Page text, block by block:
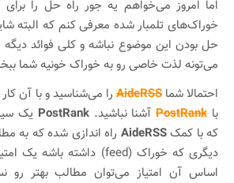
اما امروز می‌خواهم یه جور راه حل را
خوراک‌های تلمبار شده معرفی کنم که البته
حل بودن این موضوع نباشه و کلی فوائد
می‌تونه لذت خاصی رو به خوراک خونیه شما
احتمالا شماAideRSS را می‌شناسید و با آن
باPostRankآشنا نباشید.PostRank یک
که با کمکAideRSS راه اندازی شده که به
اساس آن امتیاز می‌توان مطالب بهتر رو